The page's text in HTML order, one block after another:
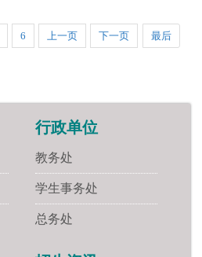
6 上一页 下一页 最后
行政单位
教务处
学生事务处
总务处